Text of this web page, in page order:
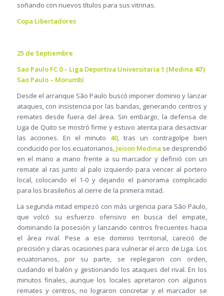
soñando con nuevos títulos para sus vitrinas.
Copa Libertadores
25 de Septiembre
Sao Paulo FC 0 – Liga Deportiva Universitaria 1 (Medina 40’)
Sao Paulo – Morumbí
Desde el arranque São Paulo buscó imponer dominio y lanzar
ataques, con insistencia por las bandas, generando centros y
remates desde fuera del área. Sin embargo, la defensa de
Liga de Quito se mostró firme y estuvo atenta para desactivar
las acciones. En el minuto 40, tras un contragolpe bien
conducido por los ecuatorianos, Jeison Medina se desprendió
en el mano a mano frente a su marcador y definió con un
remate al ras junto al palo izquierdo para vencer al portero
local, colocando el 1-0 y dejando el panorama complicado
para los brasileños al cierre de la primera mitad.
La segunda mitad empezó con más urgencia para São Paulo,
que volcó su esfuerzo ofensivo en busca del empate,
dominando la posesión y lanzando centros frecuentes hacia
el área rival. Pese a ese dominio territorial, careció de
precisión y claras ocasiones para vulnerar el arco de Liga. Los
ecuatorianos, por su parte, se replegaron con orden,
cuidando el balón y gestionando los ataques del rival. En los
minutos finales, aunque los locales apretaron con algunos
remates y centros, no lograron concretar y el marcador se